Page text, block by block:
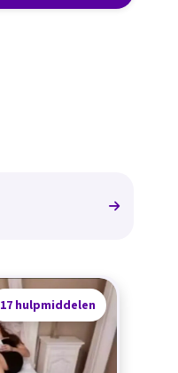
17 hulpmiddelen